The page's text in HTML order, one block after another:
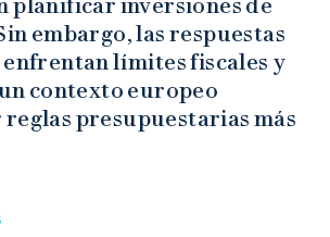
planificar inversiones de
embargo, las respuestas
límites fiscales y
contexto europeo
presupuestarias más